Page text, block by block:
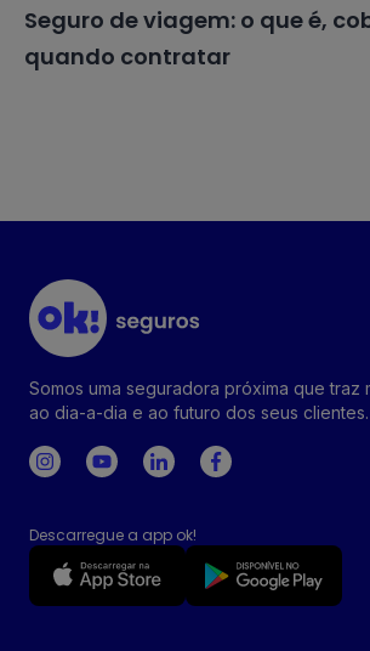
Seguro de viagem: o que é,
quando contratar
Somos uma seguradora próxima que traz
ao dia-a-dia e ao futuro dos seus clientes.
Descarregue a app ok!